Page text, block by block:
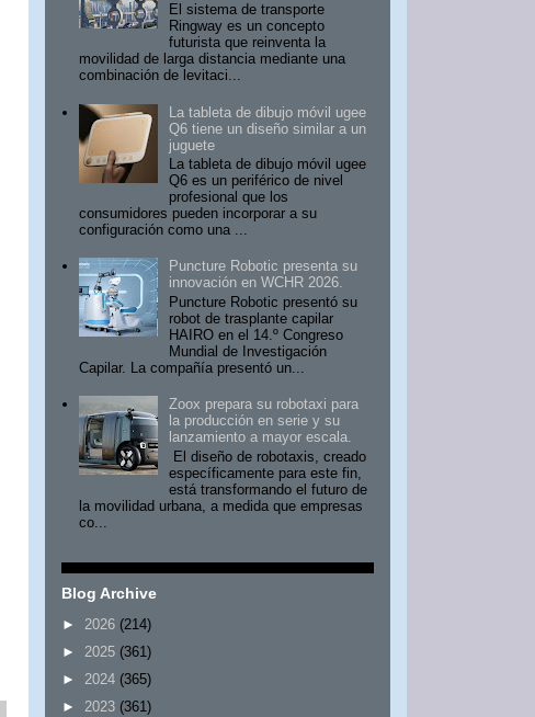
El sistema de transporte
Ringway es un concepto
futurista que reinventa la
movilidad de larga distancia mediante una
combinación de levitaci...
La tableta de dibujo móvil ugee
Q6 tiene un diseño similar a un
juguete
La tableta de dibujo móvil ugee
Q6 es un periférico de nivel
profesional que los
consumidores pueden incorporar a su
configuración como una ...
Puncture Robotic presenta su
innovación en WCHR 2026.
Puncture Robotic presentó su
robot de trasplante capilar
HAIRO en el 14.º Congreso
Mundial de Investigación
Capilar. La compañía presentó un...
Zoox prepara su robotaxi para
la producción en serie y su
lanzamiento a mayor escala.
El diseño de robotaxis, creado
específicamente para este fin,
está transformando el futuro de
la movilidad urbana, a medida que empresas
co...
Blog Archive
► 2026 (214)
► 2025 (361)
► 2024 (365)
► 2023 (361)